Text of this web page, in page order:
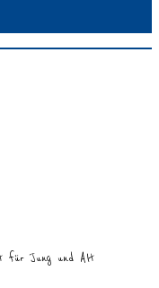
für Jung und Alt